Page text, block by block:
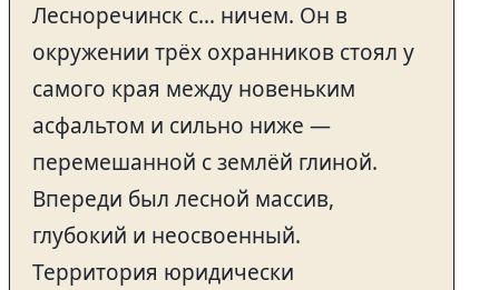
Лесноречинск с… ничем. Он в
окружении трёх охранников стоял у
самого края между новеньким
асфальтом и сильно ниже —
перемешанной с землёй глиной.
Впереди был лесной массив,
глубокий и неосвоенный.
Территория юридически